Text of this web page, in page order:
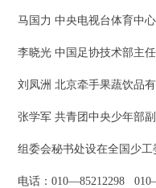
马国力 中央电视台体育中
李晓光 中国足协技术部主
刘凤洲 北京牵手果蔬饮品有
张学军 共青团中央少年部
组委会秘书处设在全国少工
电话：010—85212298